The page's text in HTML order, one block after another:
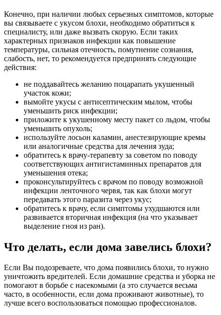
Конечно, при наличии любых серьезных симптомов, которые
вы связываете с укусом блохи, необходимо обратиться к
специалисту, или даже вызвать скорую. Если таких
характерных признаков инфекции как повышение
температуры, сильная отечность, помутнение сознания,
слабость, нет, то рекомендуется предпринять следующие
действия:
не поддавайтесь желанию поцарапать укушенный
участок кожи;
вымойте укусы с антисептическим мылом, чтобы
уменьшить риск инфекции;
приложите к укушенному месту пакет со льдом, чтобы
уменьшить опухоль;
используйте лосьон каламин, анестезирующие кремы
или аналогичные средства для лечения зуда;
обратитесь к врачу-терапевту за советом по поводу
соответствующих антигистаминных препаратов для
уменьшения отека;
проконсультируйтесь с врачом по поводу возможной
инфекции ленточного червя, так как блохи могут
передавать этого паразита через укус;
обратитесь к врачу, если симптомы ухудшаются или
развивается вторичная инфекция (на что указывает
выделение гноя из ран).
Что делать, если дома завелись блохи?
Если Вы подозреваете, что дома появились блохи, то нужно
уничтожить вредителей. Если домашние средства и уборка не
помогают в борьбе с насекомыми (а это случается весьма
часто, в особенности, если дома проживают животные), то
лучше всего воспользоваться помощью профессионалов.